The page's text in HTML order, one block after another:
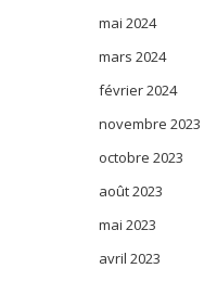
mai 2024
mars 2024
février 2024
novembre 2023
octobre 2023
août 2023
mai 2023
avril 2023